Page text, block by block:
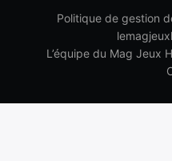
Politique de gestion
L’équipe du Mag Jeux